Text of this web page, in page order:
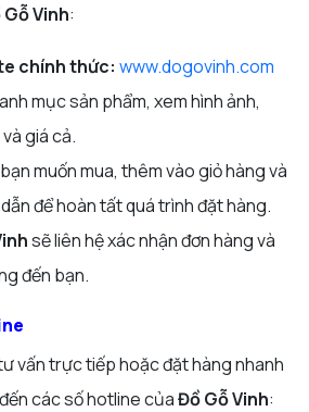
Vinh:
chính thức: www.dogovinh.com
mục sản phẩm, xem hình ảnh,
giá cả.
muốn mua, thêm vào giỏ hàng và
để hoàn tất quá trình đặt hàng.
sẽ liên hệ xác nhận đơn hàng và
đến bạn.
vấn trực tiếp hoặc đặt hàng nhanh
các số hotline củaĐồ Gỗ Vinh: